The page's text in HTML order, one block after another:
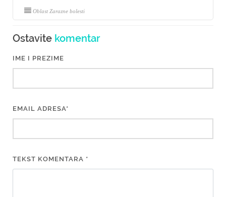
Oblast Zarazne bolesti
Ostavite komentar
IME I PREZIME
EMAIL ADRESA*
TEKST KOMENTARA *